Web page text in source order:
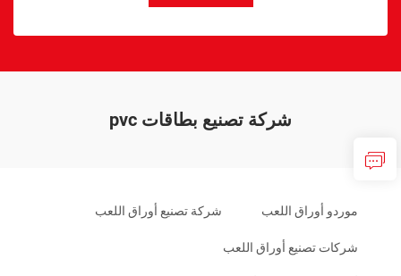
شركة تصنيع بطاقات pvc
موردو أوراق اللعب شركة تصنيع أوراق اللعب
شركات تصنيع أوراق اللعب